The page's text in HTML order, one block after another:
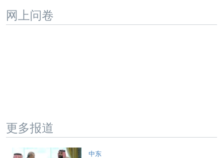
网上问卷
更多报道
中东